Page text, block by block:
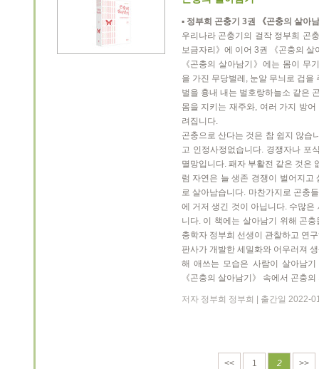
▪ 정부희 곤충기 3권 《곤충의 살아
우리나라 곤충기의 걸작 정부희 곤
보금자리》에 이어 3권 《곤충의 살
《곤충의 살아남기》에는 몸이 무
을 가진 무당벌레, 눈알 무늬로 겁
벌을 흉내 내는 벌호랑하늘소 같은
몸을 지키는 재주와, 여러 가지 방
려집니다.
곤충으로 산다는 것은 참 쉽지 않습
고 인정사정없습니다. 경쟁자나 포
멸망입니다. 패자 부활전 같은 것은
럼 자연은 늘 생존 경쟁이 벌어지고
로 살아남습니다. 마찬가지로 곤충
에 거저 생긴 것이 아닙니다. 수많
니다. 이 책에는 살아남기 위해 곤
충학자 정부희 선생이 관찰하고 연
판사가 개발한 세밀화와 어우러져
해 애쓰는 모습은 사람이 살아남
《곤충의 살아남기》 속에서 곤충
저자 정부희 정부희 | 출간일 2022-
<< 1 2 >>